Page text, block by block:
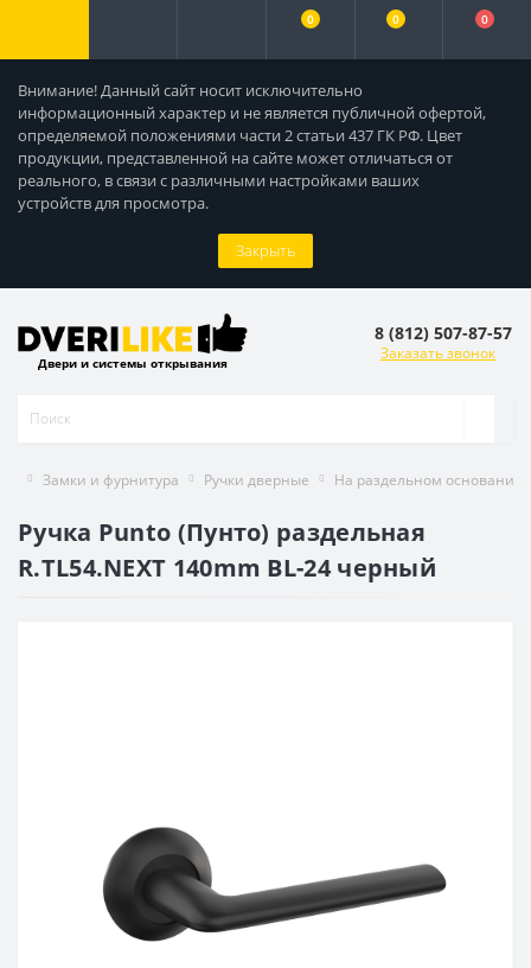
Внимание! Данный сайт носит исключительно
информационный характер и не является публичной офертой,
определяемой положениями части 2 статьи 437 ГК РФ. Цвет
продукции, представленной на сайте может отличаться от
реального, в связи с различными настройками ваших
устройств для просмотра.
Закрыть
0 0 0
Двери и системы открывания
8 (812) 507-87-57
Заказать звонок
Замки и фурнитура Ручки дверные На раздельном основании
Ручка Punto (Пунто) раздельная
R.TL54.NEXT 140mm BL-24 черный